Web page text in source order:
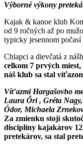
Výborné výkony
Kajak & kanoe klub
od 9 ročných až po
typicky jesennom
Chlapci a dievčatá z
celkom 7 prvých
náš klub sa stal
Víťazmi Hargašovho
Laura Őri , Gréta
Ódor, Michaela
Za zmienku stojí
disciplíny kajakárov
pretekárov, sa stal